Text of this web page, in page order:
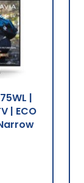
|
| ECO